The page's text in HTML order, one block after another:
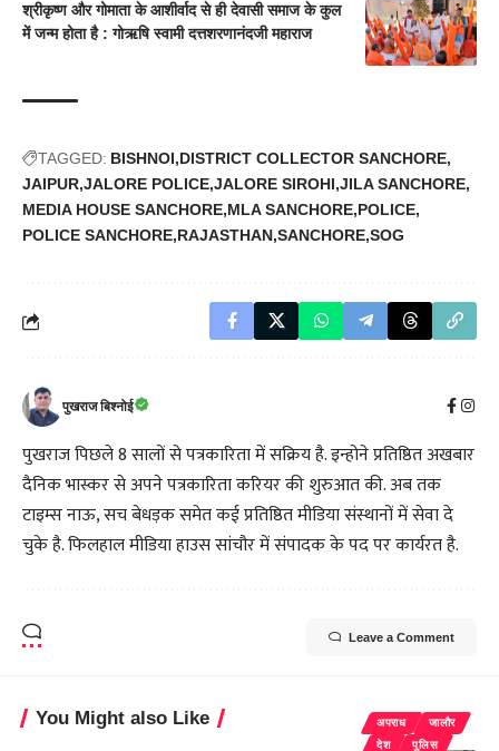
श्रीकृष्ण और गोमाता के आशीर्वाद से ही देवासी समाज के कुल
में जन्म होता है : गोऋषि स्वामी दत्तशरणानंदजी महाराज
TAGGED: BISHNOI DISTRICT COLLECTOR SANCHORE
JAIPUR JALORE POLICE JALORE SIROHI JILA SANCHORE
MEDIA HOUSE SANCHORE MLA SANCHORE POLICE
POLICE SANCHORE RAJASTHAN SANCHORE SOG
पुखराज बिश्नोई
पुखराज पिछले 8 सालों से पत्रकारिता में सक्रिय है. इन्होने प्रतिष्ठित अखबार
दैनिक भास्कर से अपने पत्रकारिता करियर की शुरुआत की. अब तक
टाइम्स नाऊ, सच बेधड़क समेत कई प्रतिष्ठित मीडिया संस्थानों में सेवा दे
चुके है. फिलहाल मीडिया हाउस सांचौर में संपादक के पद पर कार्यरत है.
Leave a Comment
You Might also Like अपराध
जालौर
देश
पुलिस